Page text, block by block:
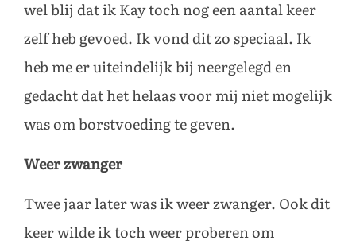
wel blij dat ik Kay toch nog een aantal keer
zelf heb gevoed. Ik vond dit zo speciaal. Ik
heb me er uiteindelijk bij neergelegd en
gedacht dat het helaas voor mij niet mogelijk
was om borstvoeding te geven.
Weer zwanger
Twee jaar later was ik weer zwanger. Ook dit
keer wilde ik toch weer proberen om